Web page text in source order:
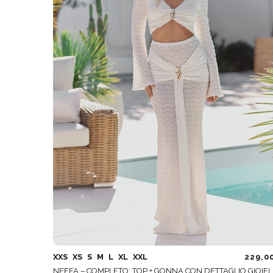
COMUNIONE
BOHO
CON
STAGIONE / TESSUTO
ESTATE
PRIMAVERA
AUTUNNO
INVERNO
CON
VEDI TUTTO
VEDI TUTTO
XXS XS S M L XL XXL
NEFFA – COMPLETO: TOP + GONNA CON DETTAGLIO